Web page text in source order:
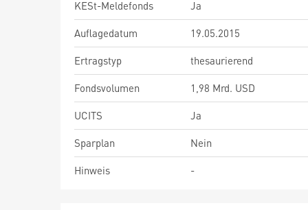
KESt-Meldefonds
Ja
Auflagedatum
19.05.2015
Ertragstyp
thesaurierend
Fondsvolumen
1,98 Mrd. USD
UCITS
Ja
Sparplan
Nein
Hinweis
-